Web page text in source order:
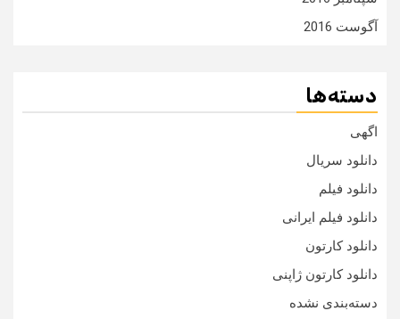
آگوست 2016
دسته‌ها
اگهی
دانلود سریال
دانلود فیلم
دانلود فیلم ایرانی
دانلود کارتون
دانلود کارتون ژاپنی
دسته‌بندی نشده